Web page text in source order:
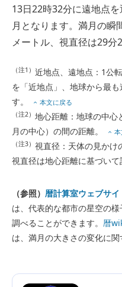
13日22時32分に遠地点
月となります。満月の瞬
メートル、視直径は29分
（注1） 近地点、遠地点：1公
を「近地点」、地球から最
す。
本文に戻る
（注2） 地心距離：地球の中心
月の中心）の間の距離。
本
（注3） 視直径：天体の見かけ
視直径は地心距離に基づいて
（参照） 暦計算室ウェブサイ
は、代表的な都市の星空の
調べることができます。 暦
は、満月の大きさの変化に関